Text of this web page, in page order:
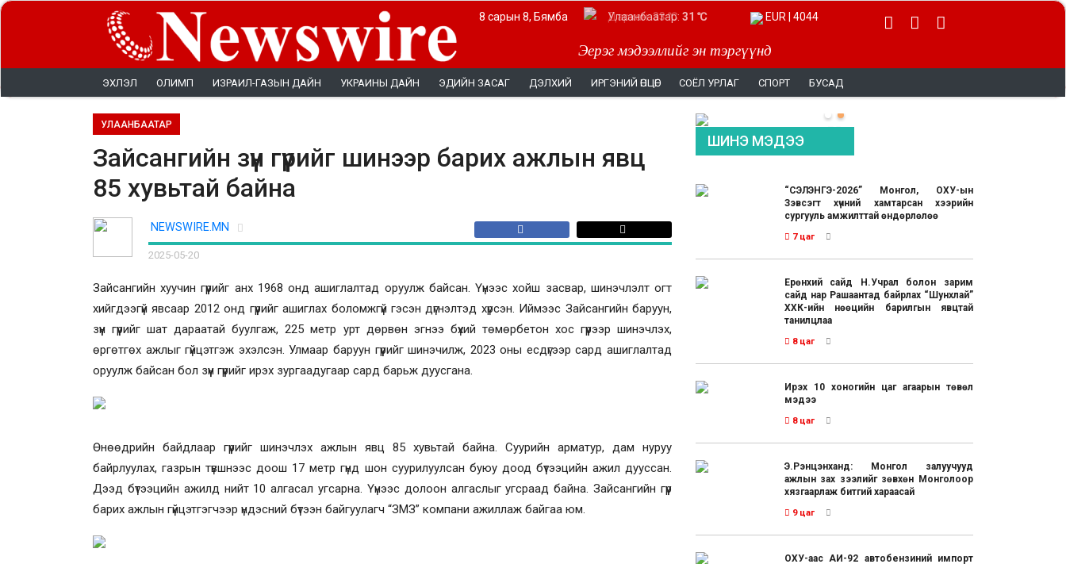
Эерэг мэдээллийг эн тэргүүнд
8 сарын 8, Бямба Дархан:33 ℃
Улаанбаатар: 31 ℃ EUR | 4044
ЭХЛЭЛ ОЛИМП ИЗРАИЛ-ГАЗЫН ДАЙН УКРАИНЫ ДАЙН ЭДИЙН ЗАСАГ ДЭЛХИЙ ИРГЭНИЙ ӨНЦӨГ СОЁЛ УРЛАГ СПОРТ БУСАД
УЛААНБААТАР
Зайсангийн зүүн гүүрийг шинээр барих ажлын явц
85 хувьтай байна
NEWSWIRE.MN
2025-05-20
Зайсангийн хуучин гүүрийг анх 1968 онд ашиглалтад оруулж байсан. Үүнээс хойш засвар, шинэчлэлт огт
хийгдээгүй явсаар 2012 онд гүүрийг ашиглах боломжгүй гэсэн дүгнэлтэд хүрсэн. Иймээс Зайсангийн баруун,
зүүн гүүрийг шат дараатай буулгаж, 225 метр урт дөрвөн эгнээ бүхий төмөрбетон хос гүүрээр шинэчлэх,
өргөтгөх ажлыг гүйцэтгэж эхэлсэн. Улмаар баруун гүүрийг шинэчилж, 2023 оны есдүгээр сард ашиглалтад
оруулж байсан бол зүүн гүүрийг ирэх зургаадугаар сард барьж дуусгана.
Өнөөдрийн байдлаар гүүрийг шинэчлэх ажлын явц 85 хувьтай байна. Суурийн арматур, дам нуруу
байрлуулах, газрын түвшнээс доош 17 метр гүнд шон суурилуулсан буюу доод бүтээцийн ажил дууссан.
Дээд бүтээцийн ажилд нийт 10 алгасал угсарна. Үүнээс долоон алгаслыг угсраад байна. Зайсангийн гүүр
барих ажлын гүйцэтгэгчээр үндэсний бүтээн байгуулагч “ЗМЗ” компани ажиллаж байгаа юм.
ШИНЭ МЭДЭЭ
“СЭЛЭНГЭ-2026” Монгол, ОХУ-ын
Зэвсэгт хүчний хамтарсан хээрийн
сургууль амжилттай өндөрлөлөө
7 цаг
Ерөнхий сайд Н.Учрал болон зарим
сайд нар Рашаантад байрлах “Шунхлай”
ХХК-ийн нөөцийн барилгын явцтай
танилцлаа
8 цаг
Ирэх 10 хоногийн цаг агаарын төвөл
мэдээ
8 цаг
Э.Рэнцэнханд: Монгол залуучууд
ажлын зах зээлийг зөвхөн Монголоор
хязгаарлаж битгий хараасай
9 цаг
ОХУ-аас АИ-92 автобензиний импорт